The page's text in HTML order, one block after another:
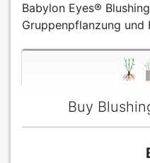
Babylon Eyes®
Gruppenpflanzung und
Buy